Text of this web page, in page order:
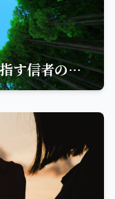
信仰の競技場-永遠の命を目指す信者の姿勢とは